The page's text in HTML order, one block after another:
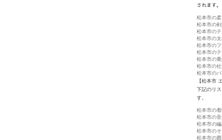
されます。
松本市の
松本市の
松本市の
松本市の
松本市の
松本市の
松本市の
松本市の
松本市の
【松本市
下記のリ
す。
松本市の
松本市の
松本市の
松本市の
松本市の